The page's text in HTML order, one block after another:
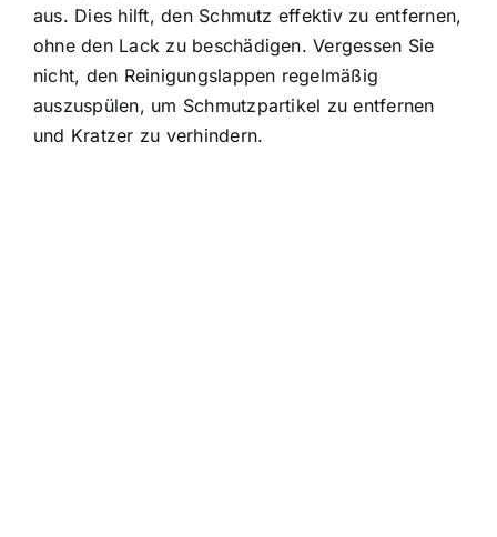
aus. Dies hilft, den Schmutz effektiv zu entfernen,
ohne den Lack zu beschädigen. Vergessen Sie
nicht, den Reinigungslappen regelmäßig
auszuspülen, um Schmutzpartikel zu entfernen
und Kratzer zu verhindern.